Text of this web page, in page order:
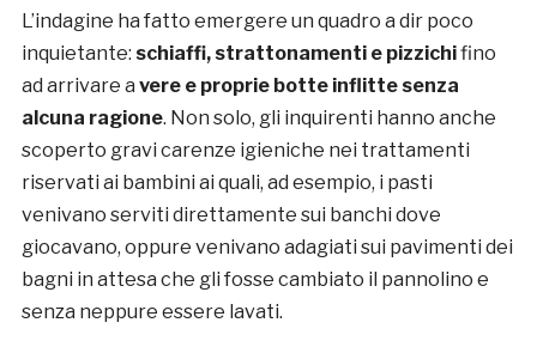
L’indagine ha fatto emergere un quadro a dir poco
inquietante: schiaffi, strattonamenti e pizzichifino
ad arrivare a vere e proprie botte inflitte senza
alcuna ragione. Non solo, gli inquirenti hanno anche
scoperto gravi carenze igieniche nei trattamenti
riservati ai bambini ai quali, ad esempio, i pasti
venivano serviti direttamente sui banchi dove
giocavano, oppure venivano adagiati sui pavimenti dei
bagni in attesa che gli fosse cambiato il pannolino e
senza neppure essere lavati.